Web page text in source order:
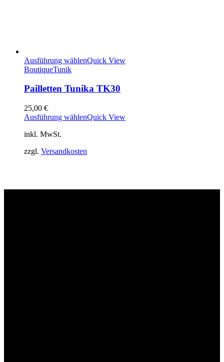
Ausführung wählenQuick View
BoutiqueTunik
Pailletten Tunika TK30
25,00 €
Ausführung wählenQuick View
inkl. MwSt.
zzgl. Versandkosten